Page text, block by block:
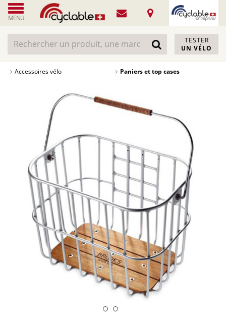
MENU
TESTER
UN VÉLO
Accessoires vélo Paniers et top cases